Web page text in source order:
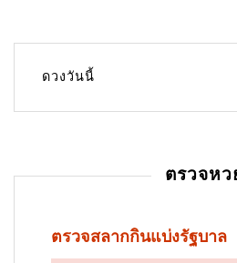
i
ดวงวันนี้
ตรวจหว